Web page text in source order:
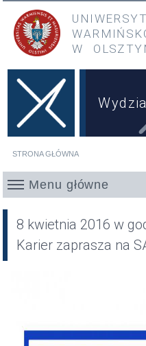
Przejdź do treści
Przejdź do menu głównego
W
STRONA GŁÓWNA
Menu główne
8 kwietnia 2016 w
Karier zaprasza na